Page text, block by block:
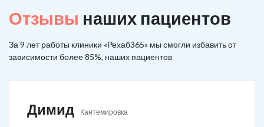
Отзывы наших пациентов
За 9 лет работы клиники «Рехаб365» мы смогли избавить от
зависимости более 85%, наших пациентов
Димид Кантемировка